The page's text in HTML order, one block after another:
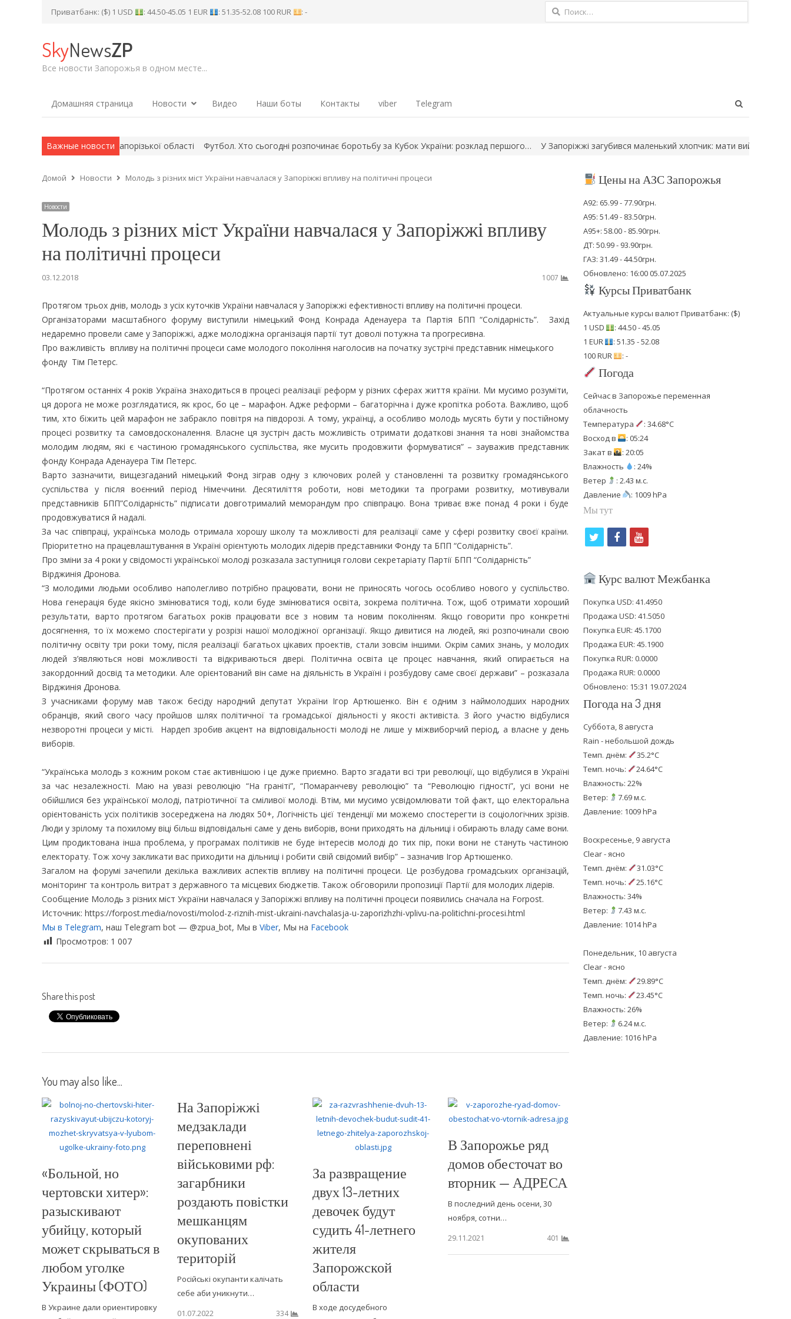
Приватбанк: ($) 1 USD : 44.50-45.05 1 EUR : 51.35-52.08 100 RUR : - Найти:
SkyNewsZP
Все новости Запорожья в одном месте...
Домашняя страница Новости Видео Наши боты Контакты viber Telegram
Важные новости
Коваленко з Запорізької області Футбол. Хто сьогодні розпочинає боротьбу за Кубок України: розклад першого… У Запоріжжі загубився маленький хлопчик: мати вийшла до магазину
Домой Новости Молодь з різних міст України навчалася у Запоріжжі впливу на політичні процеси
Новости
Молодь з різних міст України навчалася у Запоріжжі впливу
на політичні процеси
03.12.2018 1007
Протягом трьох днів, молодь з усіх куточків України навчалася у Запоріжжі ефективності впливу на політичні процеси.
Організаторами масштабного форуму виступили німецький Фонд Конрада Аденауера та Партія БПП “Солідарність”. Захід
недаремно провели саме у Запоріжжі, адже молодіжна організація партії тут доволі потужна та прогресивна.
Про важливість впливу на політичні процеси саме молодого покоління наголосив на початку зустрічі представник німецького
фонду Тім Петерс.
“Протягом останніх 4 років Україна знаходиться в процесі реалізації реформ у різних сферах життя країни. Ми мусимо розуміти,
ця дорога не може розглядатися, як крос, бо це – марафон. Адже реформи – багаторічна і дуже кропітка робота. Важливо, щоб
тим, хто біжить цей марафон не забракло повітря на півдорозі. А тому, українці, а особливо молодь мусять бути у постійному
процесі розвитку та самовдосконалення. Власне ця зустріч дасть можливість отримати додаткові знання та нові знайомства
молодим людям, які є частиною громадянського суспільства, яке мусить продовжити формуватися” – зауважив представник
фонду Конрада Аденауера Тім Петерс.
Варто зазначити, вищезгаданий німецький Фонд зіграв одну з ключових ролей у становленні та розвитку громадянського
суспільства у після воєнний період Німеччини. Десятиліття роботи, нові методики та програми розвитку, мотивували
представників БПП”Солідарність” підписати довготрималий меморандум про співпрацю. Вона триває вже понад 4 роки і буде
продовжуватися й надалі.
За час співпраці, українська молодь отримала хорошу школу та можливості для реалізації саме у сфері розвитку своєї країни.
Пріоритетно на працевлаштування в Україні орієнтують молодих лідерів представники Фонду та БПП “Солідарність”.
Про зміни за 4 роки у свідомості української молоді розказала заступниця голови секретаріату Партії БПП “Солідарність”
Вірджинія Дронова.
“З молодими людьми особливо наполегливо потрібно працювати, вони не приносять чогось особливо нового у суспільство.
Нова генерація буде якісно змінюватися тоді, коли буде змінюватися освіта, зокрема політична. Тож, щоб отримати хороший
результати, варто протягом багатьох років працювати все з новим та новим поколінням. Якщо говорити про конкретні
досягнення, то їх можемо спостерігати у розрізі нашої молодіжної організації. Якщо дивитися на людей, які розпочинали свою
політичну освіту три роки тому, після реалізації багатьох цікавих проектів, стали зовсім іншими. Окрім самих знань, у молодих
людей з’являються нові можливості та відкриваються двері. Політична освіта це процес навчання, який опирається на
закордонний досвід та методики. Але орієнтований він саме на діяльність в Україні і розбудову саме своєї держави” – розказала
Вірджинія Дронова.
З учасниками форуму мав також бесіду народний депутат України Ігор Артюшенко. Він є одним з наймолодших народних
обранців, який свого часу пройшов шлях політичної та громадської діяльності у якості активіста. З його участю відбулися
незворотні процеси у місті. Нардеп зробив акцент на відповідальності молоді не лише у міжвиборчий період, а власне у день
виборів.
“Українська молодь з кожним роком стає активнішою і це дуже приємно. Варто згадати всі три революції, що відбулися в Україні
за час незалежності. Маю на увазі революцію “На граніті”, “Помаранчеву революцію” та “Революцію гідності”, усі вони не
обійшлися без української молоді, патріотичної та сміливої молоді. Втім, ми мусимо усвідомлювати той факт, що електоральна
орієнтованість усіх політиків зосереджена на людях 50+, Логічність цієї тенденції ми можемо спостерегти із соціологічних зрізів.
Люди у зрілому та похилому віці більш відповідальні саме у день виборів, вони приходять на дільниці і обирають владу саме вони.
Цим продиктована інша проблема, у програмах політиків не буде інтересів молоді до тих пір, поки вони не стануть частиною
електорату. Тож хочу закликати вас приходити на дільниці і робити свій свідомий вибір” – зазначив Ігор Артюшенко.
Загалом на форумі зачепили декілька важливих аспектів впливу на політичні процеси. Це розбудова громадських організацій,
моніторинг та контроль витрат з державного та місцевих бюджетів. Також обговорили пропозиції Партії для молодих лідерів.
Сообщение Молодь з різних міст України навчалася у Запоріжжі впливу на політичні процеси появились сначала на Forpost.
Источник: https://forpost.media/novosti/molod-z-riznih-mist-ukraini-navchalasja-u-zaporizhzhi-vplivu-na-politichni-procesi.html
Мы в Telegram, наш Telegram bot — @zpua_bot, Мы в Viber, Мы на Facebook
Просмотров: 1 007
Share this post
You may also like...
«Больной, но
чертовски хитер»:
разыскивают
убийцу, который
может скрываться в
любом уголке
Украины (ФОТО)
В Украине дали ориентировку
На Запоріжжі
медзаклади
переповнені
військовими рф:
загарбники
роздають повістки
мешканцям
окупованих
територій
Російські окупанти калічать
себе аби уникнути…
01.07.2022
334
За развращение
двух 13-летних
девочек будут
судить 41-летнего
жителя
Запорожской
области
В ходе досудебного
В Запорожье ряд
домов обесточат во
вторник — АДРЕСА
В последний день осени, 30
ноября, сотни…
29.11.2021
401
Цены на АЗС Запорожья
А92: 65.99 - 77.90грн.
А95: 51.49 - 83.50грн.
А95+: 58.00 - 85.90грн.
ДТ: 50.99 - 93.90грн.
ГАЗ: 31.49 - 44.50грн.
Обновлено: 16:00 05.07.2025
Курсы Приватбанк
Актуальные курсы валют Приватбанк: ($)
1 USD
: 44.50 - 45.05
1 EUR
: 51.35 - 52.08
100 RUR
: -
Погода
Сейчас в Запорожье переменная
облачность
Температура
: 34.68°C
Восход в
: 05:24
Закат в
: 20:05
Влажность
: 24%
Ветер
: 2.43 м.с.
Давление
: 1009 hPa
Мы тут
i
t
e
r
f
c
b
o
o
k
y
u
u
b
e
Курс валют Межбанка
Покупка USD: 41.4950
Продажа USD: 41.5050
Покупка EUR: 45.1700
Продажа EUR: 45.1900
Покупка RUR: 0.0000
Продажа RUR: 0.0000
Обновлено: 15:31 19.07.2024
Погода на 3 дня
Суббота, 8 августа
Rain - небольшой дождь
Темп. днём:
35.2°C
Темп. ночь:
24.64°C
Влажность: 22%
Ветер:
7.69 м.с.
Давление: 1009 hPa
Воскресенье, 9 августа
Clear - ясно
Темп. днём:
31.03°C
Темп. ночь:
25.16°C
Влажность: 34%
Ветер:
7.43 м.с.
Давление: 1014 hPa
Понедельник, 10 августа
Clear - ясно
Темп. днём:
29.89°C
Темп. ночь:
23.45°C
Влажность: 26%
Ветер:
6.24 м.с.
Давление: 1016 hPa